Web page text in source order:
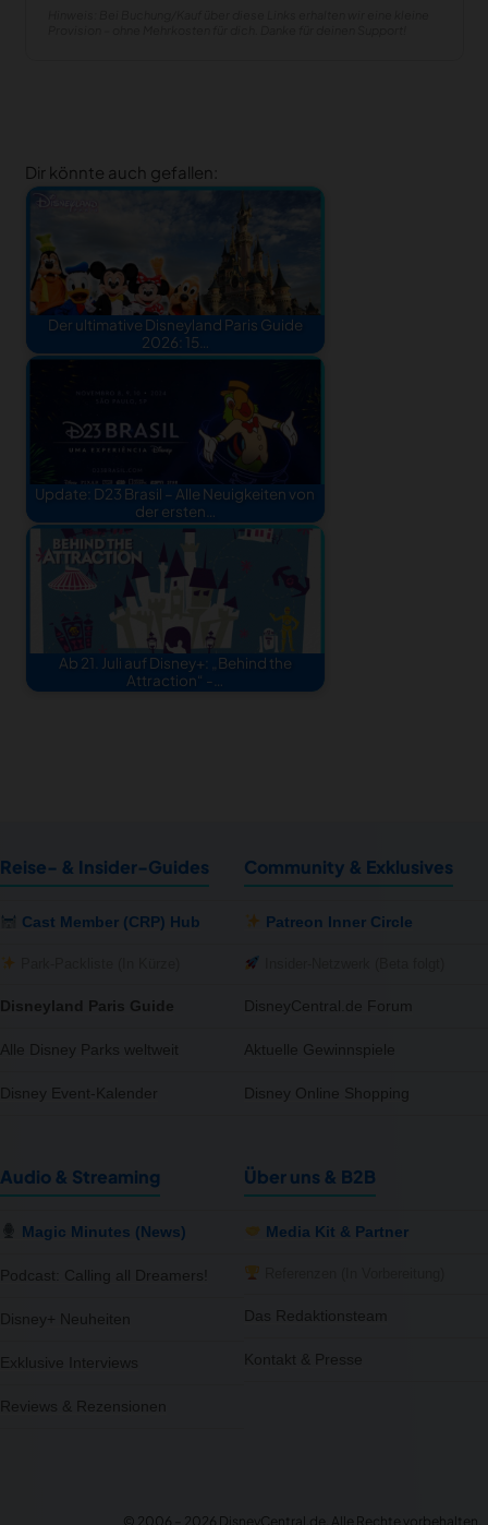
Dir könnte auch gefallen:
Der ultimative Disneyland Paris Guide
2026: 15…
Update: D23 Brasil – Alle Neuigkeiten von
der ersten…
Ab 21. Juli auf Disney+: „Behind the
Attraction“ -…
Reise- & Insider-Guides
Cast Member (CRP) Hub
Disneyland Paris Guide
Alle Disney Parks weltweit
Disney Event-Kalender
Community & Exklusives
Patreon Inner Circle
DisneyCentral.de Forum
Aktuelle Gewinnspiele
Disney Online Shopping
Audio & Streaming
Magic Minutes (News)
Podcast: Calling all Dreamers!
Disney+ Neuheiten
Exklusive Interviews
Reviews & Rezensionen
Über uns & B2B
Media Kit & Partner
Das Redaktionsteam
Kontakt & Presse
© 2006 – 2026 DisneyCentral.de. Alle Rechte vorbehalten.